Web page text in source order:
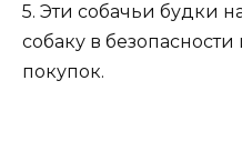
5. Эти собачьи будки
собаку в
покупок.